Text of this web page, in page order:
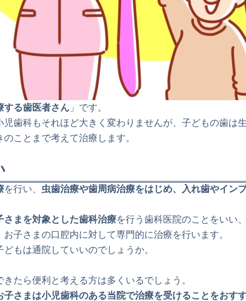
する歯医者さん 」です。
歯科もそれほど大きく変わりませんが、子どもの歯は
ことまで考えて治療します。
を行い、 虫歯治療や歯周病治療をはじめ、入れ歯やイン
さまを対象とした歯科治療を行う歯科医院のことをいい、
お子さまの口腔内に対して専門的に治療を行います。
もは通院していいのでしょうか。
たら便利と考える方は多くいるでしょう。
子さまは小児歯科のある当院で治療を受けることをおすす